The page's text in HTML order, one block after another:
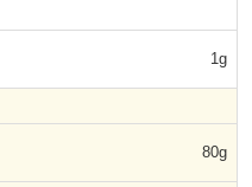
1g
80g